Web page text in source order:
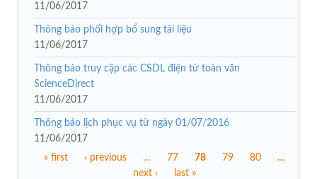
11/06/2017
Thông báo phối hợp bổ sung tài liệu
11/06/2017
Thông báo truy cập các CSDL điện tử toàn văn
ScienceDirect
11/06/2017
Thông báo lịch phục vụ từ ngày 01/07/2016
11/06/2017
Trang« first ‹ previous … 77 78 79 80
…
next ›
last »